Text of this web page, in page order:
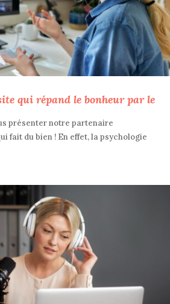
qui répand le bonheur par le
présenter notre partenaire
fait du bien ! En effet, la psychologie